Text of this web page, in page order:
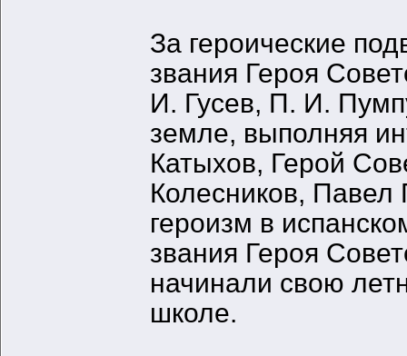
За героические
звания Героя
И. Гусев, П. И.
земле, выполняя
Катыхов, Герой
Колесников,
героизм в
звания Героя
начинали свою
школе.